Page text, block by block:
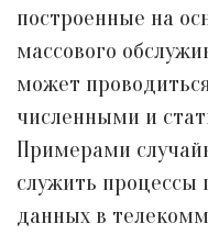
построенные на
массового
может
численными и
Примерами
служить процессы
данных в